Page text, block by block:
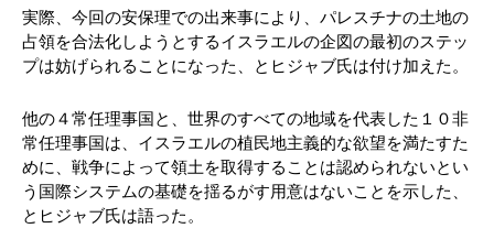
実際、今回の安保理での出来事により、パレスチナの土地の
占領を合法化しようとするイスラエルの企図の最初のステッ
プは妨げられることになった、とヒジャブ氏は付け加えた。
他の４常任理事国と、世界のすべての地域を代表した１０非
常任理事国は、イスラエルの植民地主義的な欲望を満たすた
めに、戦争によって領土を取得することは認められないとい
う国際システムの基礎を揺るがす用意はないことを示した、
とヒジャブ氏は語った。